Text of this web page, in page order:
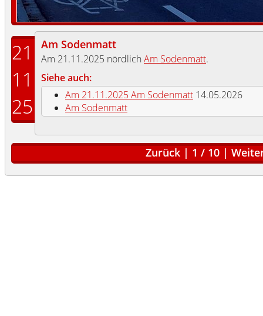
21
11
25
Am Sodenmatt
Am 21.11.2025 nördlichAm Sodenmatt.
Siehe auch:
Am 21.11.2025 Am Sodenmatt 14.05.2026
Am Sodenmatt
Zurück | 1 / 10 |